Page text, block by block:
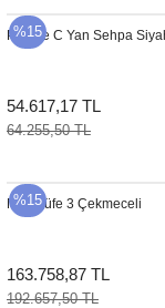
%15
Pebble C Yan Sehpa
54.617,17 TL
64.255,50 TL
%15
Max Büfe 3 Çekmeceli
163.758,87 TL
192.657,50 TL